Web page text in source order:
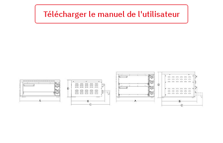
Télécharger le manuel de l'utilisateur